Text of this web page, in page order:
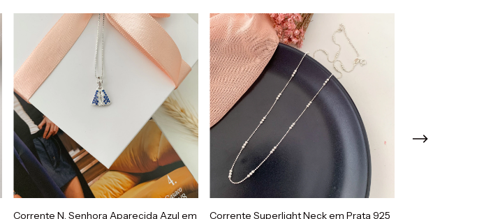
Corrente N. Senhora Aparecida Azul em
Corrente Superlight Neck em Prata 925